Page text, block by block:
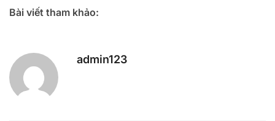
Bài viết tham khảo:
admin123